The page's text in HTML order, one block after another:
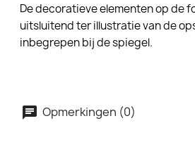
De decoratieve elementen op de
uitsluitend ter illustratie van de
inbegrepen bij de spiegel.
Opmerkingen (0)